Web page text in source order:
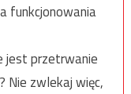
funkcjonowania
jest przetrwanie
Nie zwlekaj więc,